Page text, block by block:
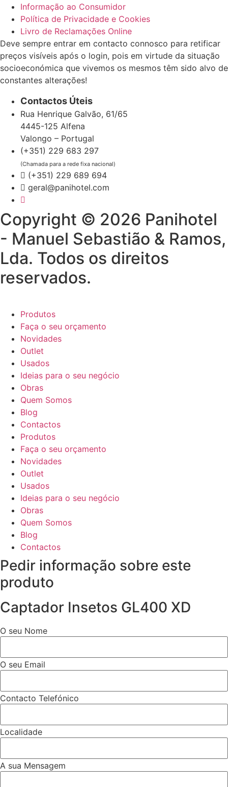
Informação ao Consumidor
Política de Privacidade e Cookies
Livro de Reclamações Online
Deve sempre entrar em contacto connosco para retificar
preços visíveis após o login, pois em virtude da situação
socioeconómica que vivemos os mesmos têm sido alvo de
constantes alterações!
Contactos Úteis
Rua Henrique Galvão, 61/65
4445-125 Alfena
Valongo – Portugal
(+351) 229 683 297
(Chamada para a rede fixa nacional)
(+351) 229 689 694
geral@panihotel.com
Copyright © 2026 Panihotel
- Manuel Sebastião & Ramos,
Lda. Todos os direitos
reservados.
Produtos
Faça o seu orçamento
Novidades
Outlet
Usados
Ideias para o seu negócio
Obras
Quem Somos
Blog
Contactos
Produtos
Faça o seu orçamento
Novidades
Outlet
Usados
Ideias para o seu negócio
Obras
Quem Somos
Blog
Contactos
Pedir informação sobre este
produto
Captador Insetos GL400 XD
O seu Nome
O seu Email
Contacto Telefónico
Localidade
A sua Mensagem